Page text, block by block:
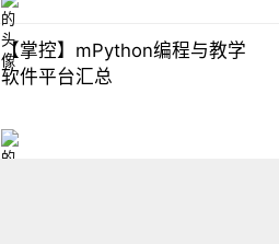
【掌控】mPython编程与教学
软件平台汇总